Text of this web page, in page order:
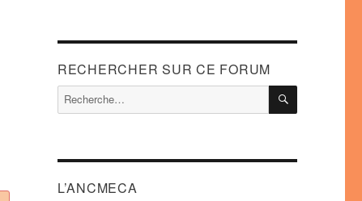
RECHERCHER SUR CE FORUM
Recherche
pour :
L’ANCMECA